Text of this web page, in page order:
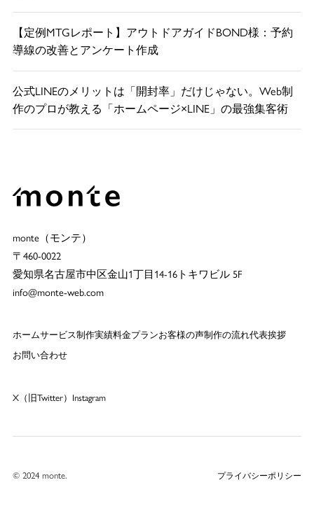
【定例MTGレポート】アウトドアガイドBOND様：予約
導線の改善とアンケート作成
公式LINEのメリットは「開封率」だけじゃない。Web制
作のプロが教える「ホームページ×LINE」の最強集客術
monte（モンテ）
〒460-0022
愛知県名古屋市中区金山1丁目14-16トキワビル 5F
info@monte-web.com
ホームサービス制作実績料金プランお客様の声制作の流れ代表挨拶
お問い合わせ
X（旧Twitter） Instagram
© 2024 monte. プライバシーポリシー